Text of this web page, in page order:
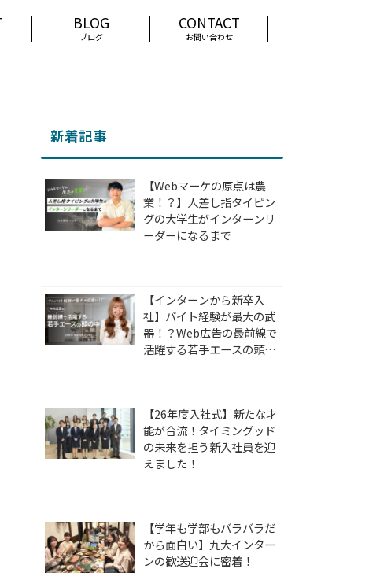
ブログ お問い合わせ
新着記事
【Webマーケの原点は農
業！？】人差し指タイピン
グの大学生がインターンリ
ーダーになるまで
【インターンから新卒入
社】バイト経験が最大の武
器！？Web広告の最前線で
活躍する若手エースの頭の
【26年度入社式】新たな才
能が合流！タイミングッド
の未来を担う新入社員を迎
えました！
【学年も学部もバラバラだ
から面白い】九大インター
ンの歓送迎会に密着！